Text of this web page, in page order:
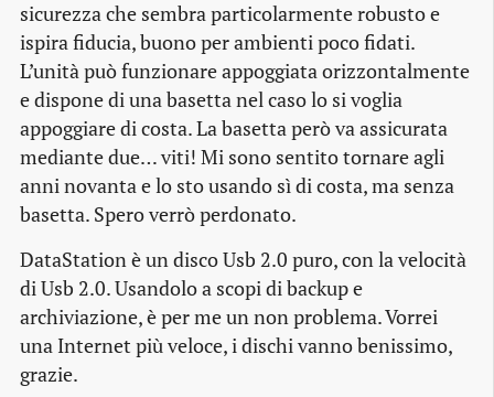
sicurezza che sembra particolarmente robusto e
ispira fiducia, buono per ambienti poco fidati.
L’unità può funzionare appoggiata orizzontalmente
e dispone di una basetta nel caso lo si voglia
appoggiare di costa. La basetta però va assicurata
mediante due…viti! Mi sono sentito tornare agli
anni novanta e lo sto usando sì di costa, ma senza
basetta. Spero verrò perdonato.
DataStation è un disco Usb 2.0 puro, con la velocità
di Usb 2.0. Usandolo a scopi di backupe
archiviazione, è per me un non problema. Vorrei
una Internet più veloce, i dischi vanno benissimo,
grazie.